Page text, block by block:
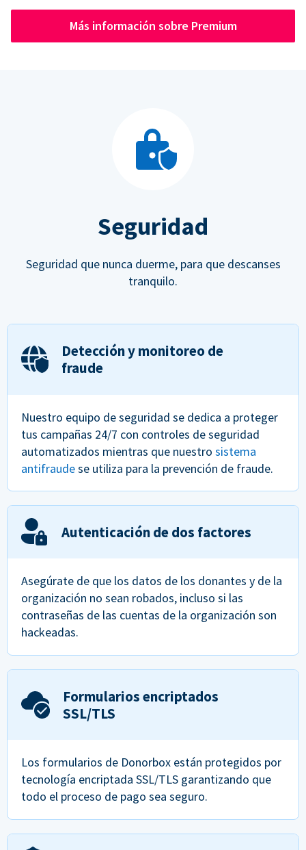
Más información sobre Premium
Seguridad
Seguridad que nunca duerme, para que descanses
tranquilo.
Detección y monitoreo de
fraude
Nuestro equipo de seguridad se dedica a proteger
tus campañas 24/7 con controles de seguridad
automatizados mientras que nuestro sistema
antifraudese utiliza para la prevención de fraude.
Autenticación de dos factores
Asegúrate de que los datos de los donantes y de la
organización no sean robados, incluso si las
contraseñas de las cuentas de la organización son
hackeadas.
Formularios encriptados
SSL/TLS
Los formularios de Donorbox están protegidos por
tecnología encriptada SSL/TLS garantizando que
todo el proceso de pago sea seguro.